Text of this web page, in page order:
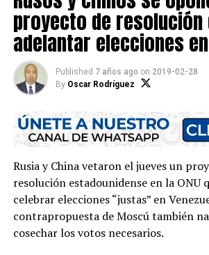
proyecto de resolución
adelantar elecciones
Published 7 años ago on 2019-02-28
By Oscar Rodríguez
Rusia y China vetaron el jueves un
resolución estadounidense en la ONU
celebrar elecciones “justas” en
contrapropuesta de Moscú también
cosechar los votos necesarios.